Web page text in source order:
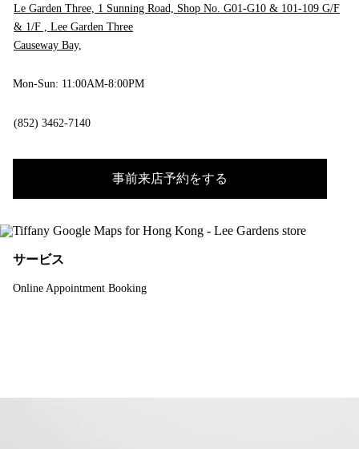
Le Garden Three, 1 Sunning Road, Shop No. G01-G10 & 101-109 G/F
& 1/F , Lee Garden Three
Causeway Bay,
Mon-Sun: 11:00AM-8:00PM
(852) 3462-7140
事前来店予約をする
サービス
Online Appointment Booking